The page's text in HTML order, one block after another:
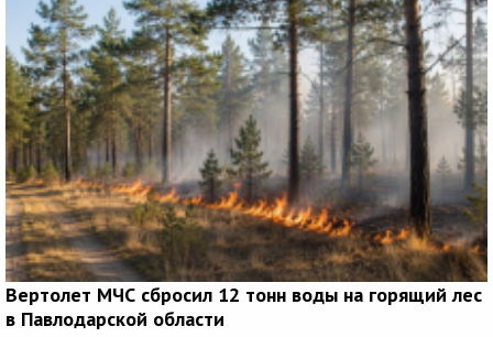
Вертолет МЧС сбросил 12 тонн воды на горящий лес
в Павлодарской области